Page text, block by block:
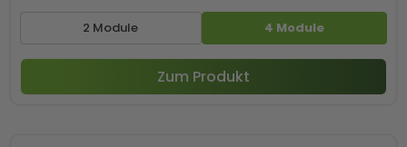
2 Module 4 Module
Zum Produkt